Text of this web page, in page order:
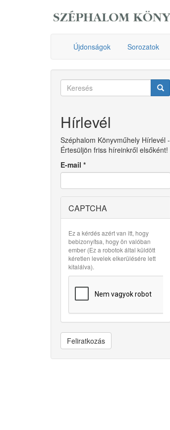
Újdonságok Sorozatok
Keresés
Hírlevél
Széphalom Könyvműhely Hírlevél -
Értesüljön friss híreinkről elsőként!
E-mail *
CAPTCHA
Ez a kérdés azért van itt, hogy
bebizonyítsa, hogy ön valóban
ember (Ez a robotok által küldött
kéretlen levelek elkerülésére lett
kitalálva).
Feliratkozás